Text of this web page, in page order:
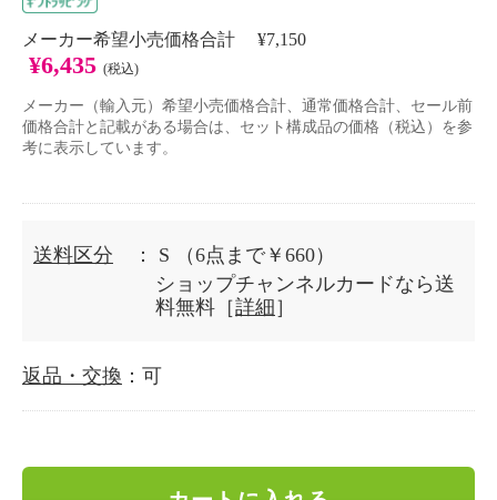
メーカー希望小売価格合計 ¥7,150
¥6,435 (税込)
メーカー（輸入元）希望小売価格合計、通常価格合計、セール前
価格合計と記載がある場合は、セット構成品の価格（税込）を参
考に表示しています。
送料区分 ： S
（6点まで￥660）
ショップチャンネルカードなら送
料無料［詳細 ］
返品・交換 ：可